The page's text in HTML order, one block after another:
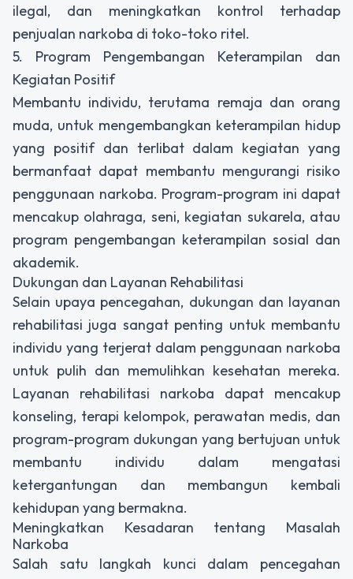
ilegal, dan meningkatkan kontrol terhadap
penjualan narkoba di toko-toko ritel.
5. Program Pengembangan Keterampilan dan
Kegiatan Positif
Membantu individu, terutama remaja dan orang
muda, untuk mengembangkan keterampilan hidup
yang positif dan terlibat dalam kegiatan yang
bermanfaat dapat membantu mengurangi risiko
penggunaan narkoba. Program-program ini dapat
mencakup olahraga, seni, kegiatan sukarela, atau
program pengembangan keterampilan sosial dan
akademik.
Dukungan dan Layanan Rehabilitasi
Selain upaya pencegahan, dukungan dan layanan
rehabilitasi juga sangat penting untuk membantu
individu yang terjerat dalam penggunaan narkoba
untuk pulih dan memulihkan kesehatan mereka.
Layanan rehabilitasi narkoba dapat mencakup
konseling, terapi kelompok, perawatan medis, dan
program-program dukungan yang bertujuan untuk
membantu individu dalam mengatasi
ketergantungan dan membangun kembali
kehidupan yang bermakna.
Meningkatkan Kesadaran tentang Masalah
Narkoba
Salah satu langkah kunci dalam pencegahan